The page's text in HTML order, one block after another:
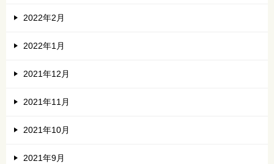
2022年2月
2022年1月
2021年12月
2021年11月
2021年10月
2021年9月